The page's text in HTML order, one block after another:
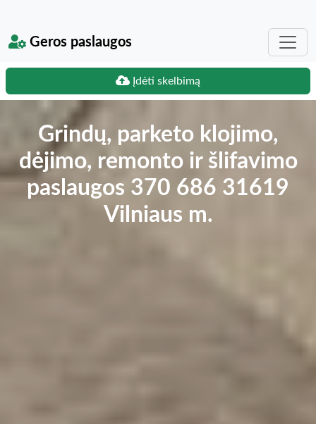
Geros paslaugos
Įdėti skelbimą
Grindų, parketo klojimo,
dėjimo, remonto ir šlifavimo
paslaugos 370 686 31619
Vilniaus m.